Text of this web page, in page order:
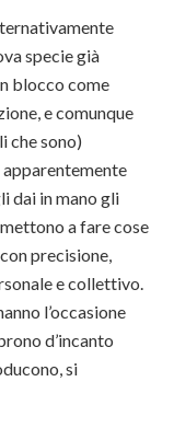
specie già
blocco come
e comunque
che sono)
dai in mano gli
a fare cose
precisione,
e collettivo.
l’occasione
d’incanto
si